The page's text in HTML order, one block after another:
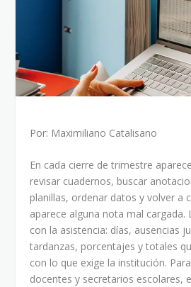
Por: Maximiliano Catalisano
En cada cierre de trimestre
revisar cuadernos, buscar
planillas, ordenar datos y volver a
aparece alguna nota mal cargada.
con la asistencia: días, ausencias
tardanzas, porcentajes y totales
con lo que exige la institución.
docentes y secretarios escolares,